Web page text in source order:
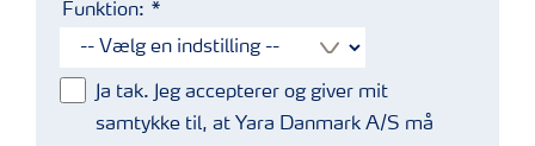
Funktion:
Ja tak. Jeg accepterer og giver mit
samtykke til, at Yara Danmark A/S må